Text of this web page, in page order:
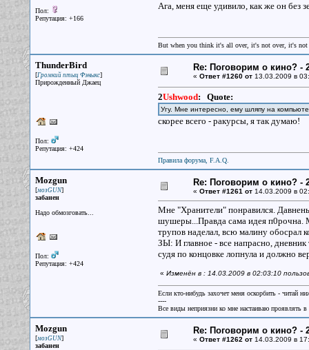
Пол:
Репутация: +166
Ага, меня еще удивило, как же он без
But when you think it's all over, it's not over, it's not
ThunderBird
[Громкий птыц Фэныкс]
Прирожденный Джаец
Пол:
Репутация: +424
Re: Поговорим о кино? -
« Ответ #1260 от13.03.2009 в
2Ushwood: Quote:
Угу. Мне интересно, ему шляпу на
скорее всего - ракурсы, я так думаю!
Правила форума, F.A.Q.
Mozgun
[мозGUN]
забанен
Надо обмозговать...
Пол:
Репутация: +424
Re: Поговорим о кино? -
« Ответ #1261 от14.03.2009 в
Мне "Хранители" понравился.
шушеры...Правда сама идея п0рочна.
трупов наделал, всю малину обосрал
ЗЫ: И главное - все напрасно,
судя по концовке лопнула и должно
« Изменён в : 14.03.2009 в 02:03:10
Если кто-нибудь захочет меня оскорбить - читай
----
Все виды неприязни ко мне настаиваю проявлять
Mozgun
[мозGUN]
забанен
Re: Поговорим о кино? -
« Ответ #1262 от14.03.2009 в